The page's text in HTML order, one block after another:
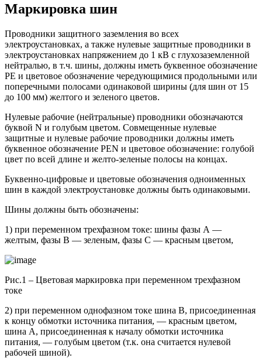
Маркировка шин
Проводники защитного заземления во всех
электроустановках, а также нулевые защитные проводники в
электроустановках напряжением до 1 кВ с глухозаземленной
нейтралью, в т.ч. шины, должны иметь буквенное обозначение
РЕ и цветовое обозначение чередующимися продольными или
поперечными полосами одинаковой ширины (для шин от 15
до 100 мм) желтого и зеленого цветов.
Нулевые рабочие (нейтральные) проводники обозначаются
буквой N и голубым цветом. Совмещенные нулевые
защитные и нулевые рабочие проводники должны иметь
буквенное обозначение PEN и цветовое обозначение: голубой
цвет по всей длине и желто-зеленые полосы на концах.
Буквенно-цифровые и цветовые обозначения одноименных
шин в каждой электроустановке должны быть одинаковыми.
Шины должны быть обозначены:
1) при переменном трехфазном токе: шины фазы А —
желтым, фазы В — зеленым, фазы С — красным цветом,
Рис.1 – Цветовая маркировка при переменном трехфазном
токе
2) при переменном однофазном токе шина В, присоединенная
к концу обмотки источника питания, — красным цветом,
шина А, присоединенная к началу обмотки источника
питания, — голубым цветом (т.к. она считается нулевой
рабочей шиной).